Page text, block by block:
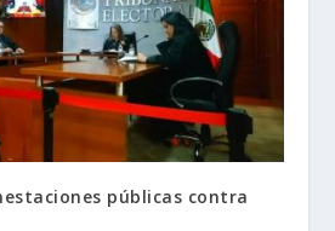
públicas contra